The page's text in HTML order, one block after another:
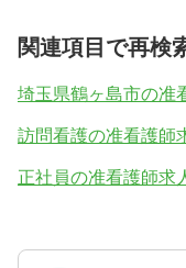
関連項目で再検
埼玉県鶴ヶ島市の准
訪問看護の准看護師
正社員の准看護師求